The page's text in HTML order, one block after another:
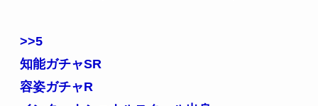
>>5
知能ガチャSR
容姿ガチャR